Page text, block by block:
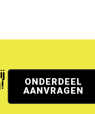
ONDERDEEL
AANVRAGEN